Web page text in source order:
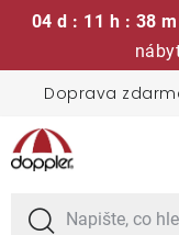
04 d : 11 h : 38
obsah
Doprava
Sedací
Slunečníky